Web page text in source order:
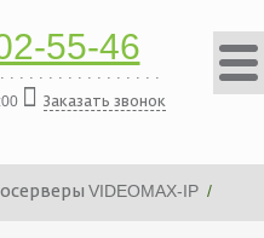
55-46
Заказать звонок
VIDEOMAX-IP